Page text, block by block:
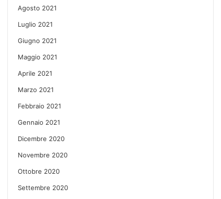
Agosto 2021
Luglio 2021
Giugno 2021
Maggio 2021
Aprile 2021
Marzo 2021
Febbraio 2021
Gennaio 2021
Dicembre 2020
Novembre 2020
Ottobre 2020
Settembre 2020